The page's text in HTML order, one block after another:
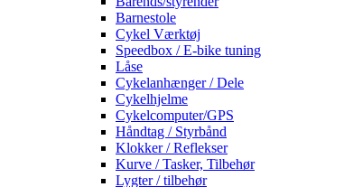
Barnestole
Cykel Værktøj
Speedbox / E-bike tuning
Låse
Cykelanhænger / Dele
Cykelhjelme
Cykelcomputer/GPS
Håndtag / Styrbånd
Klokker / Reflekser
Kurve / Tasker, Tilbehør
Lygter / tilbehør